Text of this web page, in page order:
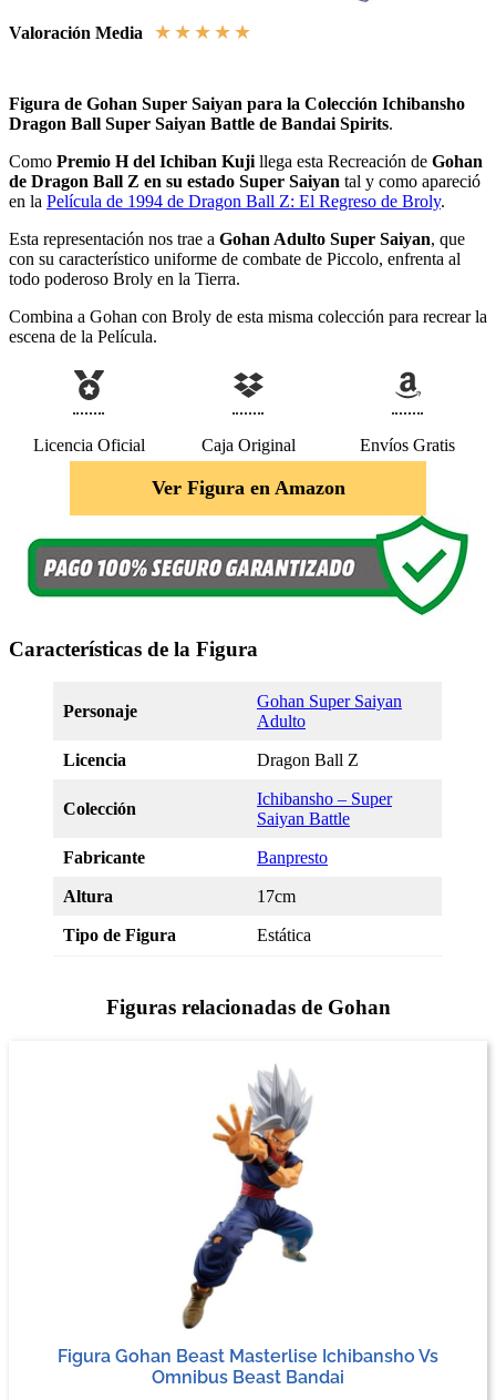
Valoración Media ★ ★ ★ ★ ★
Figura de Gohan Super Saiyan para la Colección Ichibansho
Dragon Ball Super Saiyan Battle de Bandai Spirits.
Como Premio H del Ichiban Kuji llega esta Recreación de Gohan
de Dragon Ball Z en su estado Super Saiyan tal y como apareció
en la Película de 1994 de Dragon Ball Z: El Regreso de Broly.
Esta representación nos trae a Gohan Adulto Super Saiyan, que
con su característico uniforme de combate de Piccolo, enfrenta al
todo poderoso Broly en la Tierra.
Combina a Gohan con Broly de esta misma colección para recrear la
escena de la Película.
Licencia Oficial Caja Original Envíos Gratis
Ver Figura en Amazon
Características de la Figura
Personaje
Gohan Super Saiyan
Adulto
Licencia Dragon Ball Z
Colección
Ichibansho – Super
Saiyan Battle
Fabricante Banpresto
Altura 17cm
Tipo de Figura Estática
Figuras relacionadas de Gohan
Figura Gohan Beast Masterlise Ichibansho Vs
Omnibus Beast Bandai